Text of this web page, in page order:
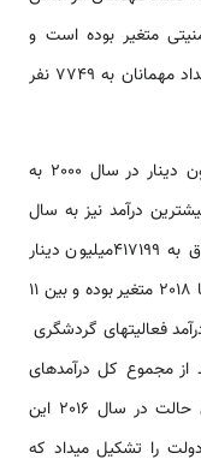
متغیر بوده است و
بیشترین مورد به سال 2016 مربوط است که تعداد مهمانان به 7749 نفر
درآمدهای گردشگری در عراق از 22437 میلیون دینار در سال 2000 به
در سال 2018 رسید و بیشترین درآمد نیز به سال
2015 مربوط است که درآمدهای گردشگری عراق به 417199میلیون دینار
رسید. درآمدهای گردشگری عراق از سال 2013 تا 2018 متغیر بوده و بین 11
فعالیتهای گردشگری
از یک درصد از مجموع کل درآمدهای
را تشکیل داده است. در بهترین حالت در سال 2016 این
دولت را تشکیل می­داد که